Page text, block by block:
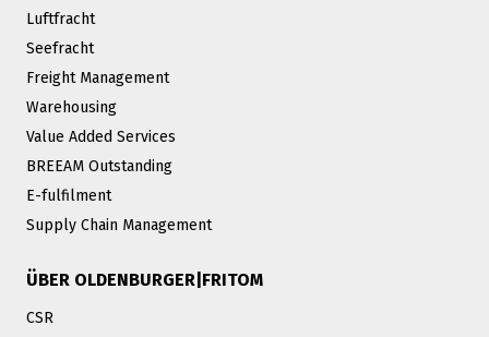
Luftfracht
Seefracht
Freight Management
Warehousing
Value Added Services
BREEAM Outstanding
E-fulfilment
Supply Chain Management
ÜBER OLDENBURGER|FRITOM
CSR